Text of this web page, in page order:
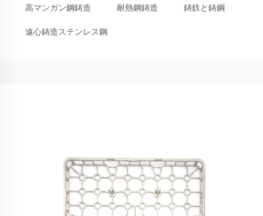
高マンガン鋼鋳造 耐熱鋼鋳造 鋳鉄と鋳鋼
遠心鋳造ステンレス鋼